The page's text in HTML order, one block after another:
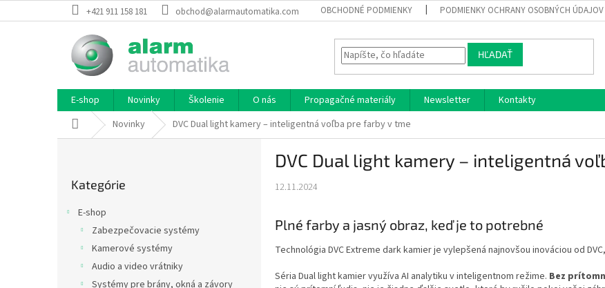
na
+421 911 158 181 obchod@alarmautomatika.com OBCHODNÉ PODMIENKY PODMIENKY OCHRANY OSOBNÝCH ÚDAJOV
HĽADAŤ
E-shop Novinky Školenie O nás Propagačné materiály Newsletter
Kontakty
DomovNovinky DVC Dual light kamery – inteligentná voľba pre farby v tme
kategórie
Kategórie
E-shop
Zabezpečovacie systémy
Kamerové systémy
Audio a video vrátniky
Systémy pre brány, okná a závory
DVC Dual light kamery – inteligentná
12.11.2024
Plné farby a jasný obraz, keď je to potrebné
Technológia DVC Extreme dark kamier je vylepšená najnovšou inováciou od
Séria Dual light kamier využíva AI analytiku v inteligentnom režime. Bez